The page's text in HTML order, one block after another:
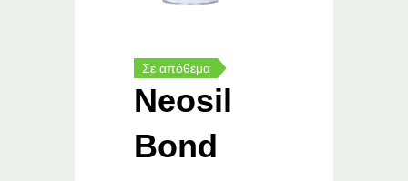
Σε απόθεμα
Neosil
Bond